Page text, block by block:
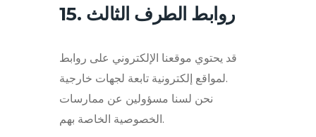
15. روابط الطرف الثالث
قد يحتوي موقعنا الإلكتروني على روابط
لمواقع إلكترونية تابعة لجهات خارجية.
نحن لسنا مسؤولين عن ممارسات
الخصوصية الخاصة بهم.